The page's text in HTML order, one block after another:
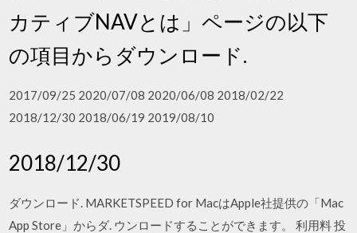
カティブNAVとは」ページの以下
の項目からダウンロード.
2017/09/25 2020/07/08 2020/06/08 2018/02/22
2018/12/30 2018/06/19 2019/08/10
2018/12/30
ダウンロード. MARKETSPEED for MacはApple社提供の「Mac
App Store」からダ. ウンロードすることができます。 利用料 投